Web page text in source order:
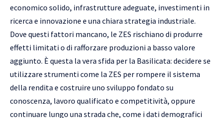
economico solido, infrastrutture adeguate, investimenti in
ricerca e innovazione e una chiara strategia industriale.
Dove questi fattori mancano, le ZES rischiano di produrre
effetti limitati o di rafforzare produzioni a basso valore
aggiunto. È questa la vera sfida per la Basilicata: decidere se
utilizzare strumenti come la ZES per rompere il sistema
della rendita e costruire uno sviluppo fondato su
conoscenza, lavoro qualificato e competitività, oppure
continuare lungo una strada che, come i dati demografici